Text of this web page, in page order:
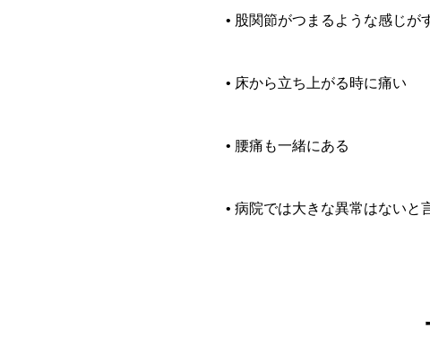
• 股関節がつまるような感じが
• 床から立ち上がる時に痛い
• 腰痛も一緒にある
• 病院では大きな異常はないと